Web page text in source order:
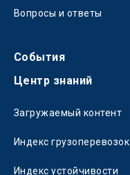
Вопросы и ответы
События
Центр знаний
Загружаемый контент
Индекс грузоперевозок
Индекс устойчивости